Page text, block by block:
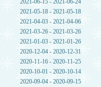
2021-06-15 - 2021-06-24
2021-05-18 - 2021-05-18
2021-04-03 - 2021-04-06
2021-03-26 - 2021-03-26
2021-01-03 - 2021-01-26
2020-12-04 - 2020-12-31
2020-11-16 - 2020-11-25
2020-10-01 - 2020-10-14
2020-09-04 - 2020-09-15